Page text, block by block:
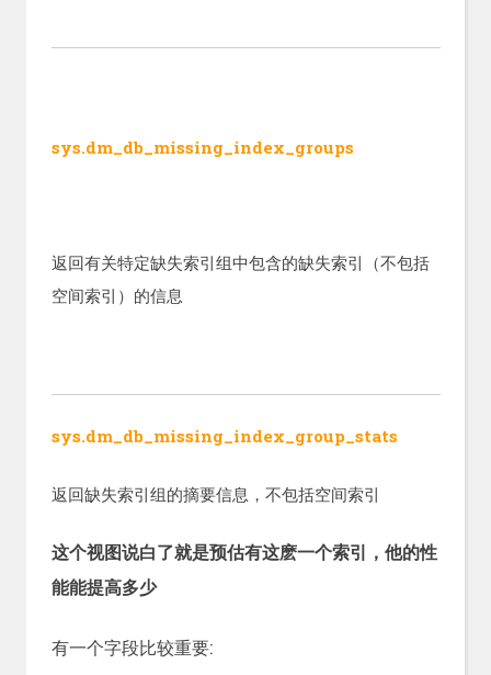
sys.dm_db_missing_index_groups
返回有关特定缺失索引组中包含的缺失索引（不包括
空间索引）的信息
sys.dm_db_missing_index_group_stats
返回缺失索引组的摘要信息，不包括空间索引
这个视图说白了就是预估有这麽一个索引，他的性
能能提高多少
有一个字段比较重要: